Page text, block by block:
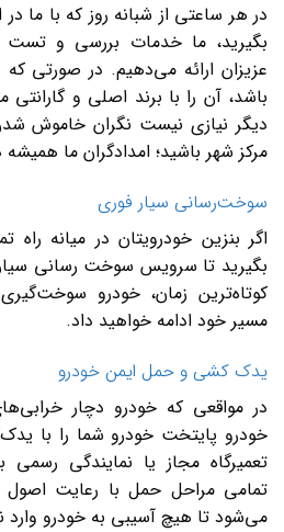
در هر ساعتی از شبانه‌ روز که با ما
بگیرید، ما خدمات بررسی و تست
عزیزان ارائه می‌دهیم. در صورتی
باشد، آن را با برند اصلی و
دیگر نیازی نیست نگران خاموش
مرکز شهر باشید؛ امدادگران ما
سوخت‌رسانی سیار فوری
اگر بنزین خودرویتان در میانه
بگیرید تا سرویس سوخت ‌رسانی
کوتاه‌ترین زمان، خودرو
مسیر خود ادامه خواهید داد.
یدک ‌کشی و حمل ایمن خودرو
در مواقعی که خودرو دچار
خودرو پایتخت خودرو شما را با
تعمیرگاه مجاز یا نمایندگی
تمامی مراحل حمل با رعایت
می‌شود تا هیچ آسیبی به خودرو وارد